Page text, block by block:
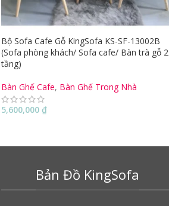
Bộ Sofa Cafe Gỗ KingSofa KS-SF-13002B
(Sofa phòng khách/ Sofa cafe/ Bàn trà gỗ 2
tầng)
Bàn Ghế Cafe, Bàn Ghế Trong Nhà
5,600,000 ₫
Bản Đồ KingSofa